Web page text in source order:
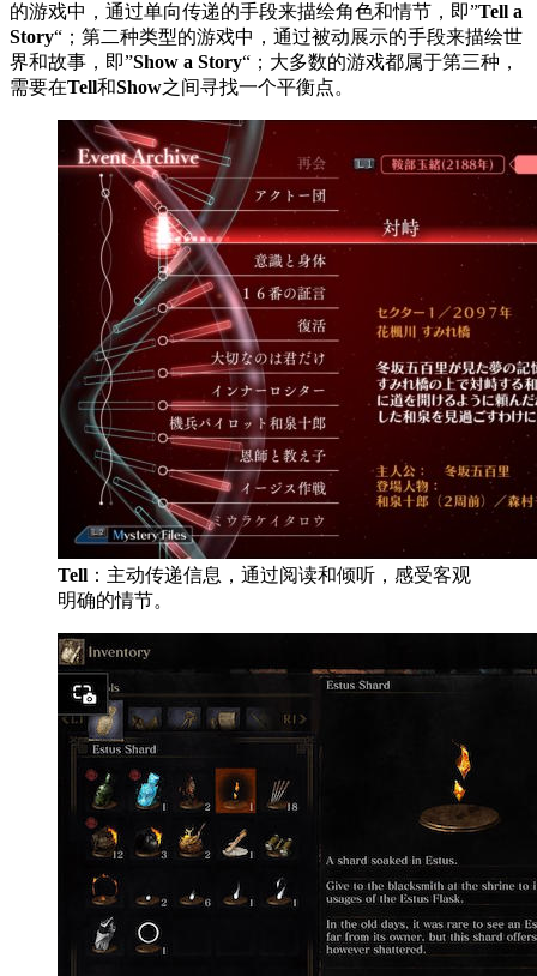
的游戏中，通过单向传递的手段来描绘角色和情节，即”Tell a
Story“；第二种类型的游戏中，通过被动展示的手段来描绘世
界和故事，即”Show a Story“；大多数的游戏都属于第三种，
需要在Tell和Show之间寻找一个平衡点。
Tell ：主动传递信息，通过阅读和倾听，感受客观
明确的情节。